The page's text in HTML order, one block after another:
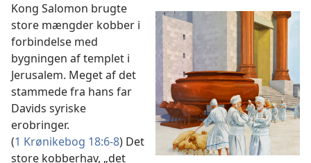
Kong Salomon brugte
store mængder kobber i
forbindelse med
bygningen af templet i
Jerusalem. Meget af det
stammede fra hans far
Davids syriske
erobringer.
(1 Krønikebog 18:6-8) Det
store kobberhav, „det